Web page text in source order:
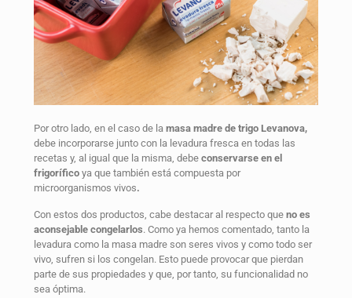
Por otro lado, en el caso de la masa madre de trigo Levanova,
debe incorporarse junto con la levadura fresca en todas las
recetas y, al igual que la misma, debe conservarse en el
frigorífico ya que también está compuesta por
microorganismos vivos.
Con estos dos productos, cabe destacar al respecto que no es
aconsejable congelarlos. Como ya hemos comentado, tanto la
levadura como la masa madre son seres vivos y como todo ser
vivo, sufren si los congelan. Esto puede provocar que pierdan
parte de sus propiedades y que, por tanto, su funcionalidad no
sea óptima.